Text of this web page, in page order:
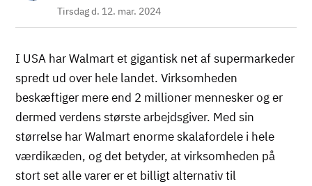
Tirsdag d. 12. mar. 2024
I USA har Walmart et gigantisk net af supermarkeder
spredt ud over hele landet. Virksomheden
beskæftiger mere end 2 millioner mennesker og er
dermed verdens største arbejdsgiver. Med sin
størrelse har Walmart enorme skalafordele i hele
værdikæden, og det betyder, at virksomheden på
stort set alle varer er et billigt alternativ til